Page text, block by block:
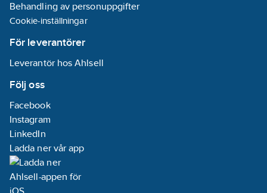
Behandling av personuppgifter
Cookie-inställningar
För leverantörer
Leverantör hos Ahlsell
Följ oss
Facebook
Instagram
LinkedIn
Ladda ner vår app